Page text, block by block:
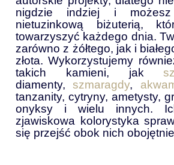
nigdzie indziej i
nietuzinkową biżuterią,
towarzyszyć każdego dnia.
zarówno z żółtego, jak i
złota. Wykorzystujemy
takich kamieni, jak
diamenty,szmaragdy,
tanzanity, cytryny, ametysty,
onyksy i wielu innych.
zjawiskowa kolorystyka
się przejść obok nich